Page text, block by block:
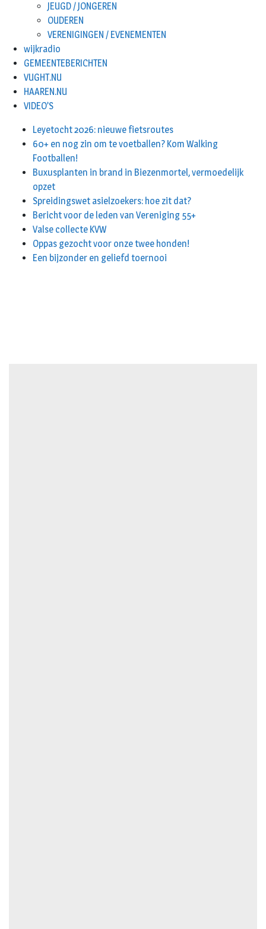
JEUGD / JONGEREN
OUDEREN
VERENIGINGEN / EVENEMENTEN
wijkradio
GEMEENTEBERICHTEN
VUGHT.NU
HAAREN.NU
VIDEO’S
Leyetocht 2026: nieuwe fietsroutes
60+ en nog zin om te voetballen? Kom Walking
Footballen!
Buxusplanten in brand in Biezenmortel, vermoedelijk
opzet
Spreidingswet asielzoekers: hoe zit dat?
Bericht voor de leden van Vereniging 55+
Valse collecte KVW
Oppas gezocht voor onze twee honden!
Een bijzonder en geliefd toernooi